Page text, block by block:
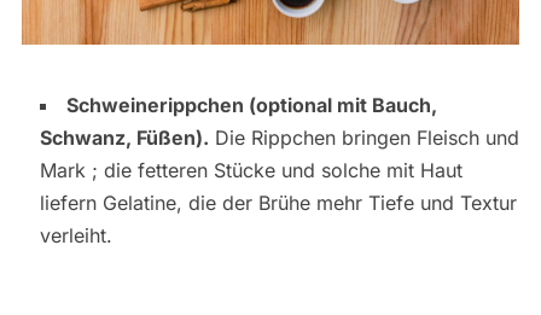
Schweinerippchen (optional mit Bauch,
Schwanz, Füßen). Die Rippchen bringen Fleisch und
Mark ; die fetteren Stücke und solche mit Haut
liefern Gelatine, die der Brühe mehr Tiefe und Textur
verleiht.